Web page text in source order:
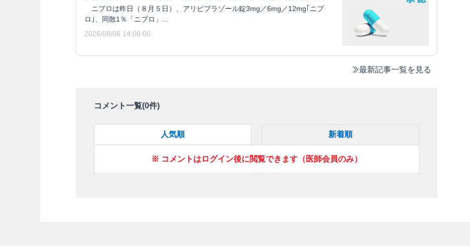
ニプロは昨日（８月５日）、アリピプラゾール錠3mg／6mg／12mg｢ニプ
ロ｣、同散1％「ニプロ」...
2026/08/06 14:00:00
最新記事一覧を見る
コメント一覧(0件)
人気順 新着順
※ コメントはログイン後に閲覧できます（医師会員のみ）